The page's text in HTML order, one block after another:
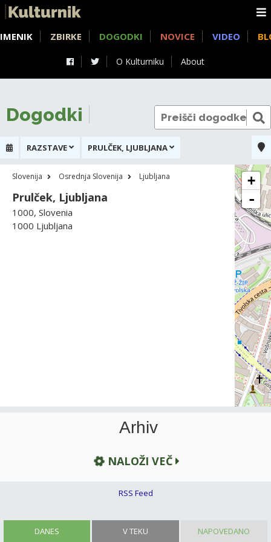
O Kulturniku About
IMENIK ZBIRKE DOGODKI NOVICE VIDEO
DANES V TEKU NAPOVEDANO
Dogodki
RAZSTAVE PRULČEK, LJUBLJANA
Slovenija Osrednja Slovenija Ljubljana
Prulček, Ljubljana
1000, Slovenia
1000 Ljubljana
+
-
Arhiv
NALOŽI VEČ
RSS Feed